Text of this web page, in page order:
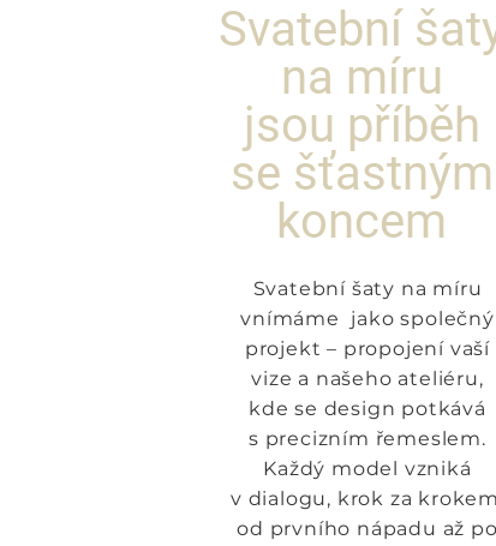
Svatební
na míru
jsou příběh
se šťastným
koncem
Svatební šaty na míru
vnímáme jako společný
projekt – propojení vaší
vize a našeho ateliéru,
kde se design potkává
s precizním řemeslem.
Každý model vzniká
v dialogu, krok za
od prvního nápadu až po